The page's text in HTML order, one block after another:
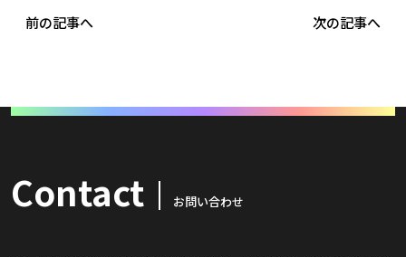
前の記事へ 次の記事へ
Contact お問い合わせ